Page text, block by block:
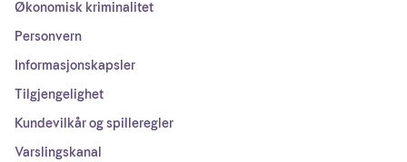
Økonomisk kriminalitet
Personvern
Informasjonskapsler
Tilgjengelighet
Kundevilkår og spilleregler
Varslingskanal